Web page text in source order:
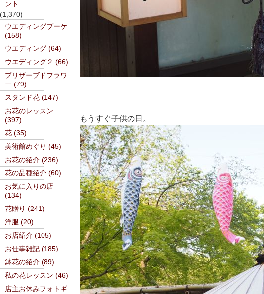
もうすぐ子供の日。
ント
(1,370)
ウエディングブーケ
(158)
ウエディング (64)
ウエディング２ (66)
プリザーブドフラワ
ー (79)
スタンド花 (147)
お花のレッスン
(397)
花 (35)
美術館めぐり (45)
お花の紹介 (236)
花の品種紹介 (60)
お気に入りの店
(134)
花贈り (241)
洋服 (20)
お店紹介 (105)
お仕事雑記 (185)
鉢花の紹介 (89)
私の花レッスン (46)
店主お休みフォトギ